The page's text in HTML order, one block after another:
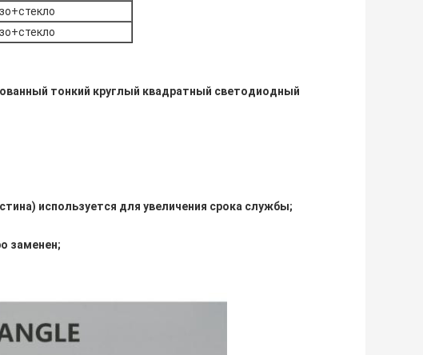
тонкий круглый квадратный светодиодный
используется для увеличения срока службы;
заменен;